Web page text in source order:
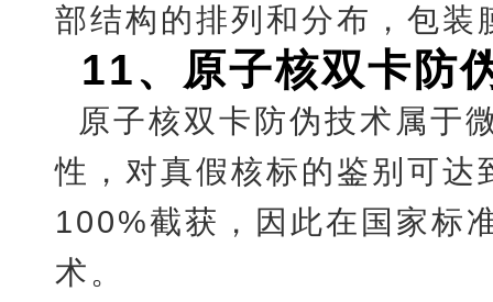
部结构的排列和分布，包
11、 原子核双卡防
原子核双卡防伪技术属于
性，对真假核标的鉴别可达
100%截获，因此在国家标
术。